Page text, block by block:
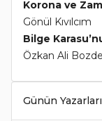
Korona ve
Gönül Kıvılcım
Bilge
Özkan Ali
Günün Yazarları